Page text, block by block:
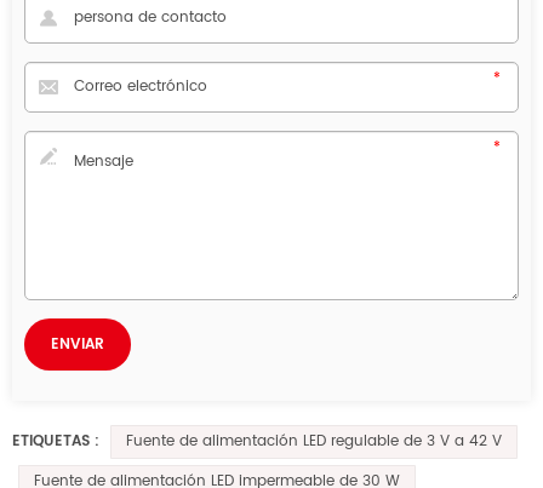
ETIQUETAS :
Fuente de alimentación LED regulable de 3 V a 42 V
Fuente de alimentación LED impermeable de 30 W